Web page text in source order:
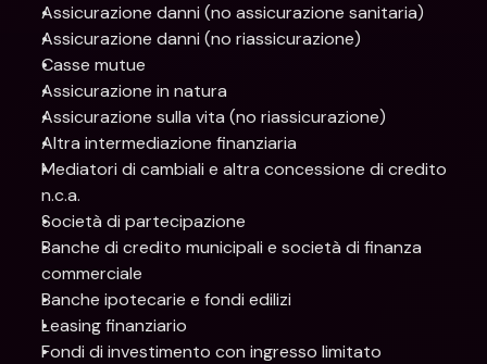
Assicurazione danni (no assicurazione sanitaria)
Assicurazione danni (no riassicurazione)
Casse mutue
Assicurazione in natura
Assicurazione sulla vita (no riassicurazione)
Altra intermediazione finanziaria
Mediatori di cambiali e altra concessione di credito
n.c.a.
Società di partecipazione
Banche di credito municipali e società di finanza
commerciale
Banche ipotecarie e fondi edilizi
Leasing finanziario
Fondi di investimento con ingresso limitato